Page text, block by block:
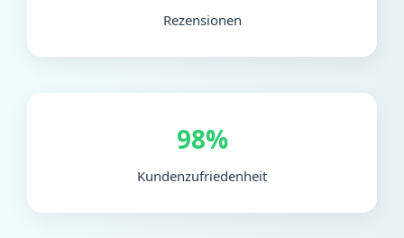
Rezensionen
98%
Kundenzufriedenheit